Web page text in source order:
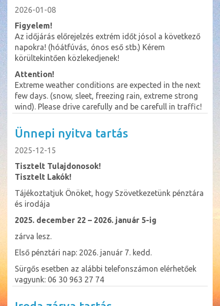
2026-01-08
Figyelem!
Az időjárás előrejelzés extrém időt jósol a következő
napokra! (hóátfúvás, ónos eső stb.) Kérem
körültekintően közlekedjenek!
Attention!
Extreme weather conditions are expected in the next
few days. (snow, sleet, freezing rain, extreme strong
wind). Please drive carefully and be carefull in traffic!
Ünnepi nyitva tartás
2025-12-15
Tisztelt Tulajdonosok!
Tisztelt Lakók!
Tájékoztatjuk Önöket, hogy Szövetkezetünk pénztára
és irodája
2025. december 22 – 2026. január 5-ig
zárva lesz.
Első pénztári nap: 2026. január 7. kedd.
Sürgős esetben az alábbi telefonszámon elérhetőek
vagyunk: 06 30 963 27 74